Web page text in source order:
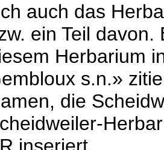
auch das
ein Teil
Herbarium
s.n.»
die